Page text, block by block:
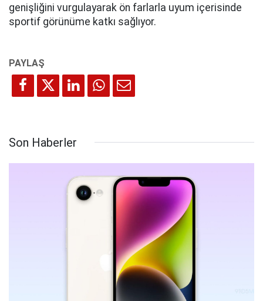
genişliğini vurgulayarak ön farlarla uyum içerisinde
sportif görünüme katkı sağlıyor.
Son Haberler